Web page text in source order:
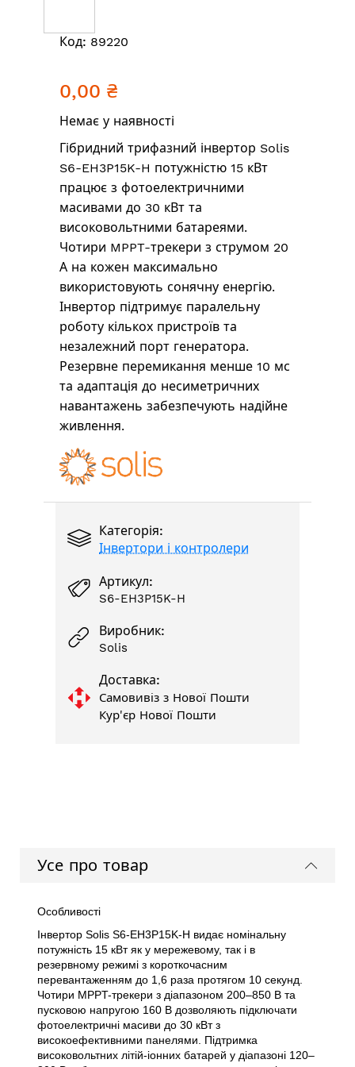
Перейти
галереї
Код: 89220
0,00 ₴
Немає у наявності
Гібридний трифазний інвертор Solis
S6-EH3P15K-H потужністю 15 кВт
працює з фотоелектричними
масивами до 30 кВт та
високовольтними батареями.
Чотири MPPT-трекери з струмом 20
А на кожен максимально
використовують сонячну енергію.
Інвертор підтримує паралельну
роботу кількох пристроїв та
незалежний порт генератора.
Резервне перемикання менше 10 мс
та адаптація до несиметричних
навантажень забезпечують надійне
живлення.
Категорія:
Інвертори і контролери
Артикул:
S6-EH3P15K-H
Виробник:
Solis
Доставка:
Самовивіз з Нової Пошти
Кур'єр Нової Пошти
Усе про товар
Особливості
Інвертор Solis S6-EH3P15K-H видає номінальну
потужність 15 кВт як у мережевому, так і в
резервному режимі з короткочасним
перевантаженням до 1,6 раза протягом 10 секунд.
Чотири MPPT-трекери з діапазоном 200–850 В та
пусковою напругою 160 В дозволяють підключати
фотоелектричні масиви до 30 кВт з
високоефективними панелями. Підтримка
високовольтних літій-іонних батарей у діапазоні 120–